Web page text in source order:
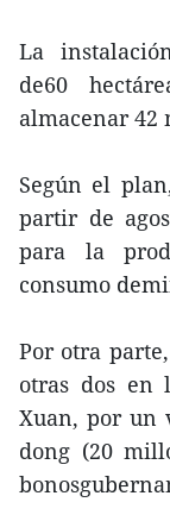
La
de60
almacenar 42
Según el
partir de
para la
consumo
Por otra
otras dos en
Xuan, por un
dong (20